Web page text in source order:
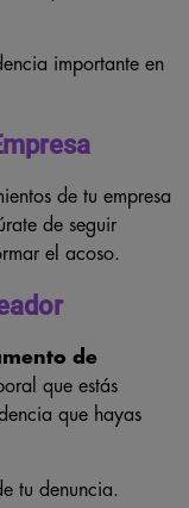
importante en
de tu empresa
de seguir
el acoso.
de
que estás
que hayas
tu denuncia.